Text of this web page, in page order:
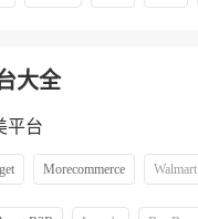
大全
平台
Morecommerce Walmart